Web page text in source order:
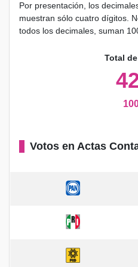
Por presentación, los
muestran sólo cuatro dígitos.
todos los decimales, suman
Total
Votos en Actas